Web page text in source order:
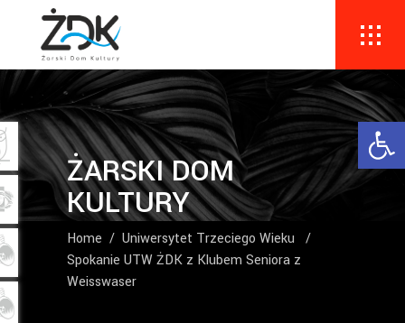
ŻARSKI DOM
KULTURY
Home / Uniwersytet Trzeciego Wieku
/
Spokanie UTW ŻDK z Klubem Seniora z
Weisswaser